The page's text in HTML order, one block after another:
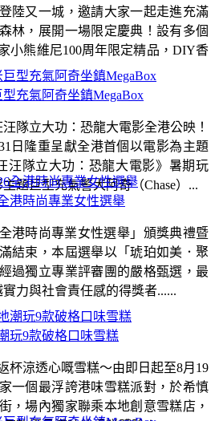
型充氣阿奇坐鎮MegaBox
隊立大功：恐龍大電影全港公映！
日隆重呈獻全港首個以電影為主題
汪隊立大功：恐龍大電影》暑期玩
題巨型充氣警犬阿奇（Chase）...
玩9款破格口味雪糕
杯涼透心嘅雪糕～由即日起至8月19
一個最浮誇港味雪糕派對，於希慎
，場內獨家聯乘本地創意雪糕店，
陸又一城，邀請大家一起走進充滿
林，展開一場限定慶典！設有多個
小熊維尼100周年限定精品，DIY香
港時尚專業女性選舉
港時尚專業女性選舉」頒獎典禮暨
結束，本屆選舉以「琥珀如美．聚
過獨立專業評審團的嚴格甄選，最
力與社會責任感的得獎者......